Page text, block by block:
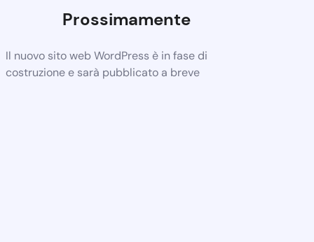
Prossimamente
Il nuovo sito web WordPress è in fase di
costruzione e sarà pubblicato a breve